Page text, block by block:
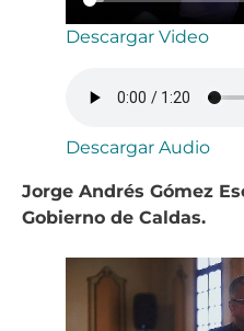
Descargar Video
Descargar Audio
Jorge Andrés Gómez
Gobierno de Caldas.